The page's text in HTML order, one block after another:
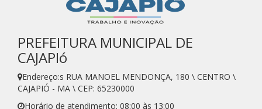
PREFEITURA MUNICIPAL DE
CAJAPIó
Endereço:s RUA MANOEL MENDONÇA, 180 \ CENTRO \
CAJAPIÓ - MA \ CEP: 65230000
Horário de atendimento: 08:00 às 13:00